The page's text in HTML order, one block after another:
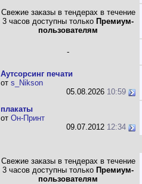
Свежие заказы в тендерах в течение
3 часов доступны только Премиум-
пользователям
-
Аутсорсинг печати
от s_Nikson
05.08.2026 10:59
плакаты
от Он-Принт
09.07.2012 12:34
Свежие заказы в тендерах в течение
3 часов доступны только Премиум-
пользователям